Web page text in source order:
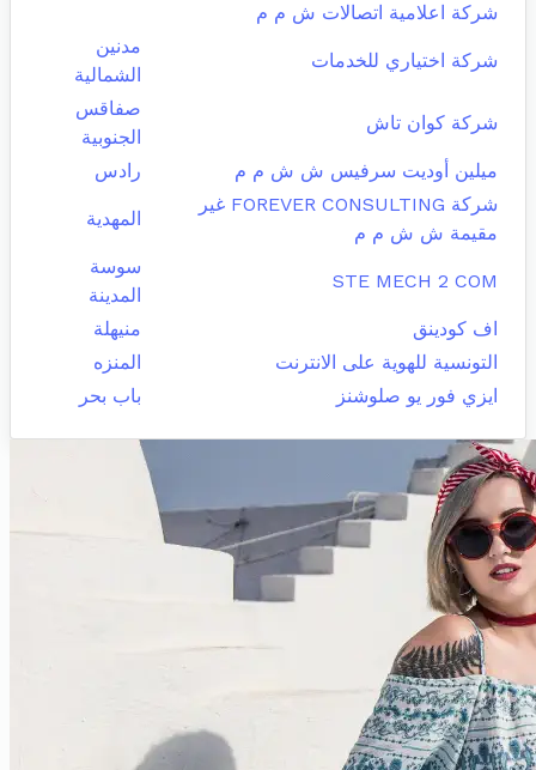
شركة اعلامية اتصالات ش م م
شركة اختياري للخدمات
مدنين
الشمالية
شركة كوان تاش
صفاقس
الجنوبية
ميلين أوديت سرفيس ش ش م م
رادس
شركة FOREVER CONSULTING غير
مقيمة ش ش م م
المهدية
STE MECH 2 COM
سوسة
المدينة
اف كودينق
منيهلة
التونسية للهوية على الانترنت
المنزه
ايزي فور يو صلوشنز
باب بحر